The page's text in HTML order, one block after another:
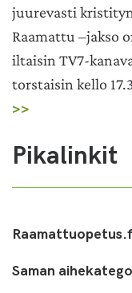
juurevasti
Raamattu –jakso
iltaisin TV7-
torstaisin kello
>>
Pikalinkit
Saman